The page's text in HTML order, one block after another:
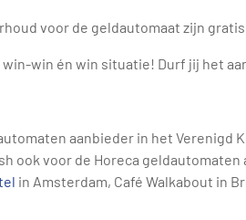
voor de geldautomaat zijn gratis.
win én win situatie! Durf jij het
aanbieder in het Verenigd
ook voor de Horeca
in Amsterdam, Café Walkabout in